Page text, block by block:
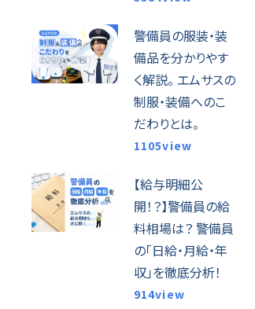
警備員の服装・装
備品を分かりやす
く解説。 エムサスの
制服・装備へのこ
だわりとは。
1105view
【給与明細公
開！？】警備員の給
料相場は？ 警備員
の「日給・月給・年
収」を徹底分析！
914view